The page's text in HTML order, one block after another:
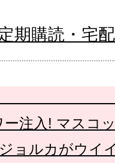
期購読・宅
注入! マスコ
ョルカがウイ